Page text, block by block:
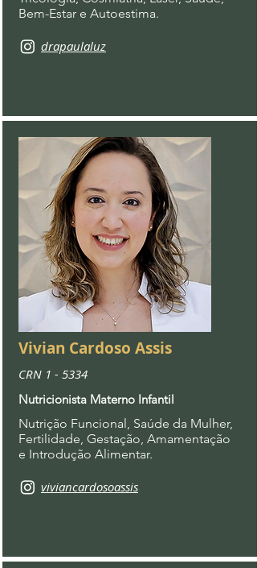
Bem-Estar e Autoestima.
drapaulaluz
Vivian Cardoso Assis
CRN 1 - 5334
Nutricionista Materno Infantil
Nutrição Funcional, Saúde da Mulher,
Fertilidade, Gestação, Amamentação
e Introdução Alimentar.
viviancardosoassis